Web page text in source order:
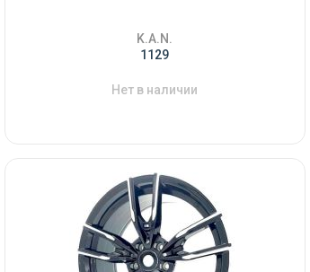
K.A.N.
1129
Нет в наличии